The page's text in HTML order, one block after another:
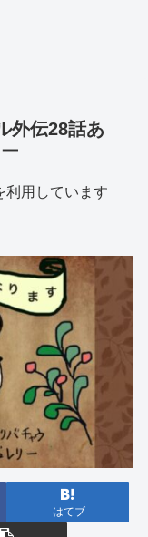
外伝28話あ
用しています
はてブ